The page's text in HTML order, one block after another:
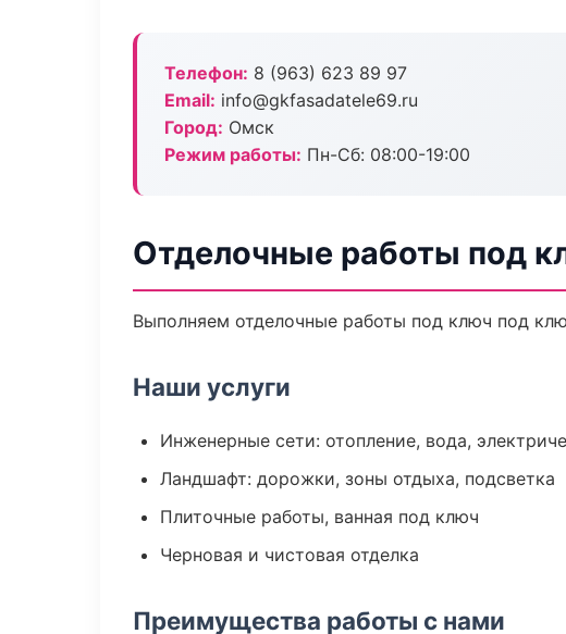
Телефон: 8 (963) 623 89 97
Email: info@gkfasadatele69.ru
Город: Омск
Режим работы: Пн-Сб: 08:00-19:00
Отделочные работы под
Выполняем отделочные работы под ключ под
Наши услуги
Инженерные сети: отопление, вода,
Ландшафт: дорожки, зоны отдыха, подсветка
Плиточные работы, ванная под ключ
Черновая и чистовая отделка
Преимущества работы с нами